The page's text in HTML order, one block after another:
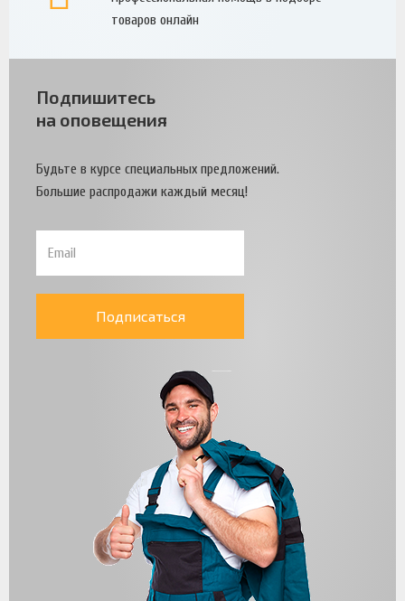
товаров онлайн
Подпишитесь
на оповещения
Будьте в курсе специальных предложений.
Большие распродажи каждый месяц!
Подписаться